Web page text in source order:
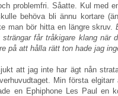
problemfri. Såatte. Kul med
behöva bli ännu kortare
man bör hitta en längre skruv.
får tråkigare klang när
på att hålla rätt ton hade jag
att jag inte har ägt nån
Min första
en Ephiphone Les Paul en